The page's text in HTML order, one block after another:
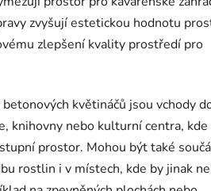
zvyšují estetickou hodnotu
zlepšení kvality prostředí pro
květináčů jsou vchody
knihovny nebo kulturní centra, kde
prostor. Mohou být také
rostlin i v místech, kde by jinak